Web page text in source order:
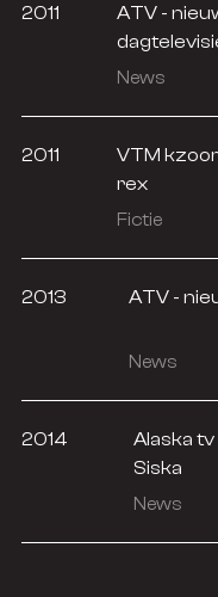
2011
ATV -
News
2011
VTM
rex
Fictie
2013 ATV -
News
2014
Alaska tv
Siska
News